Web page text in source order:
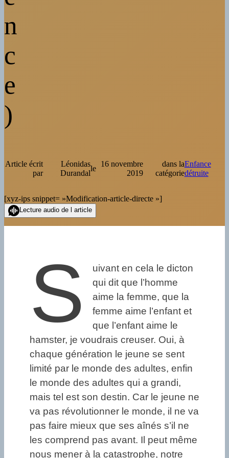
n
c
e
)
Article écrit
par
Léonidas
Durandal
le
16 novembre
2019
dans la
catégorie
Enfance
détruite
[xyz-ips snippet= »Modification-article-directe »]
Lecture audio de l article
S
uivant en cela le dicton
qui dit que l’homme
aime la femme, que la
femme aime l’enfant et
que l’enfant aime le
hamster, je voudrais creuser. Oui, à
chaque génération le jeune se sent
limité par le monde des adultes, enfin
le monde des adultes qui a grandi,
mais tel est son destin. Car le jeune ne
va pas révolutionner le monde, il ne va
pas faire mieux que ses aînés s’il ne
les comprend pas avant. Il peut même
nous mener à la catastrophe, notre